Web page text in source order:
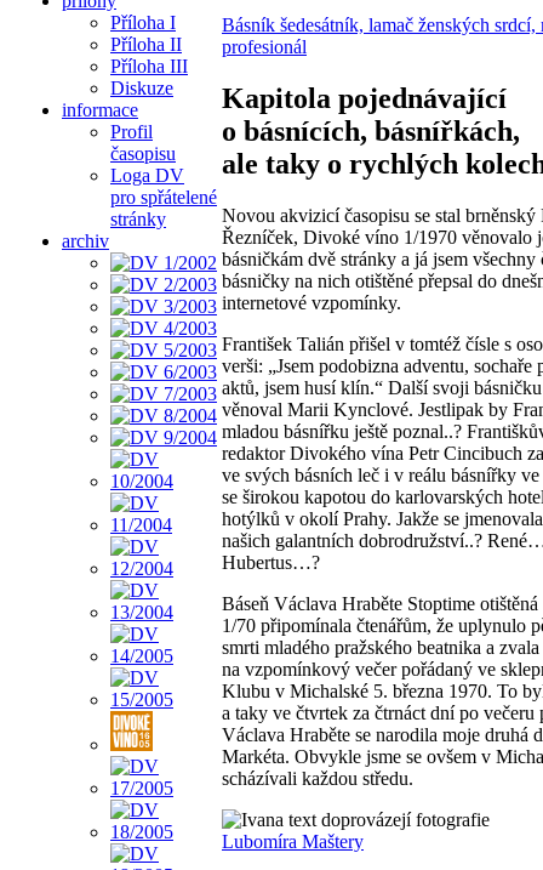
Příloha I
Příloha II
Příloha III
Diskuze
informace
Profil
časopisu
Loga DV
pro spřátelené
stránky
archiv
Básník šedesátník, lamač ženských srdcí,
profesionál
Kapitola pojednávající
o básnících, básnířkách,
ale taky o rychlých
Novou akvizicí časopisu se stal brněnský
Řezníček, Divoké víno 1/1970 věnovalo
básničkám dvě stránky a já jsem všechny
básničky na nich otištěné přepsal do
internetové vzpomínky.
František Talián přišel v tomtéž čísle s
verši: „Jsem podobizna adventu, sochaře
aktů, jsem husí klín.“ Další svoji
věnoval Marii Kynclové. Jestlipak by
mladou básnířku ještě poznal..?
redaktor Divokého vína Petr Cincibuch
ve svých básních leč i v reálu básnířky
se širokou kapotou do karlovarských
hotýlků v okolí Prahy. Jakže se
našich galantních dobrodružství..?
Hubertus…?
Báseň Václava Hraběte Stoptime
1/70 připomínala čtenářům, že uplynulo
smrti mladého pražského beatnika a
na vzpomínkový večer pořádaný ve
Klubu v Michalské 5. března 1970. To
a taky ve čtvrtek za čtrnáct dní po večeru
Václava Hraběte se narodila moje druhá
Markéta. Obvykle jsme se ovšem v
scházívali každou středu.
text doprovázejí fotografie
Lubomíra Maštery